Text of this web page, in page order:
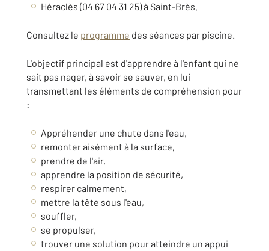
Héraclès (04 67 04 31 25) à Saint-Brès.
Consultez le programme des séances par piscine.
L'objectif principal est d'apprendre à l'enfant qui ne
sait pas nager, à savoir se sauver, en lui
transmettant les éléments de compréhension pour
:
Appréhender une chute dans l'eau,
remonter aisément à la surface,
prendre de l'air,
apprendre la position de sécurité,
respirer calmement,
mettre la tête sous l'eau,
souffler,
se propulser,
trouver une solution pour atteindre un appui